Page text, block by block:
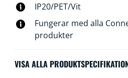
IP20/PET/Vit
Fungerar med alla
produkter
VISA ALLA